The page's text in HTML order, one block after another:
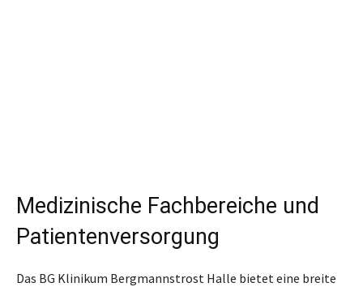
Medizinische Fachbereiche und
Patientenversorgung
Das BG Klinikum Bergmannstrost Halle bietet eine breite